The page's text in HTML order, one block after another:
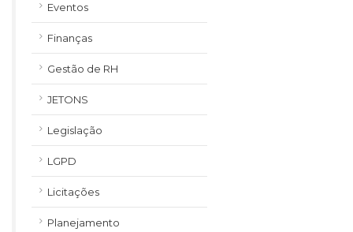
Eventos
Finanças
Gestão de RH
JETONS
Legislação
LGPD
Licitações
Planejamento